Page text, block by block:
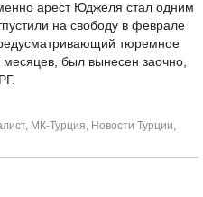
арест Юджеля стал одним
на свободу в феврале
тюремное
был вынесен заочно,
, МК-Турция, Новости Турции,